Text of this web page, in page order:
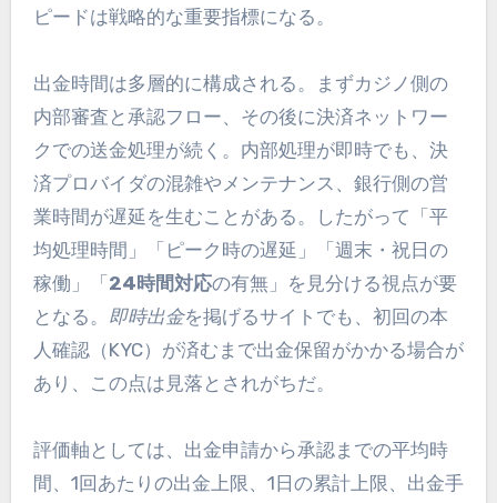
ピードは戦略的な重要指標になる。
出金時間は多層的に構成される。まずカジノ側の
内部審査と承認フロー、その後に決済ネットワー
クでの送金処理が続く。内部処理が即時でも、決
済プロバイダの混雑やメンテナンス、銀行側の営
業時間が遅延を生むことがある。したがって「平
均処理時間」「ピーク時の遅延」「週末・祝日の
稼働」「24時間対応の有無」を見分ける視点が要
となる。 即時出金を掲げるサイトでも、初回の本
人確認（KYC）が済むまで出金保留がかかる場合が
あり、この点は見落とされがちだ。
評価軸としては、出金申請から承認までの平均時
間、1回あたりの出金上限、1日の累計上限、出金手